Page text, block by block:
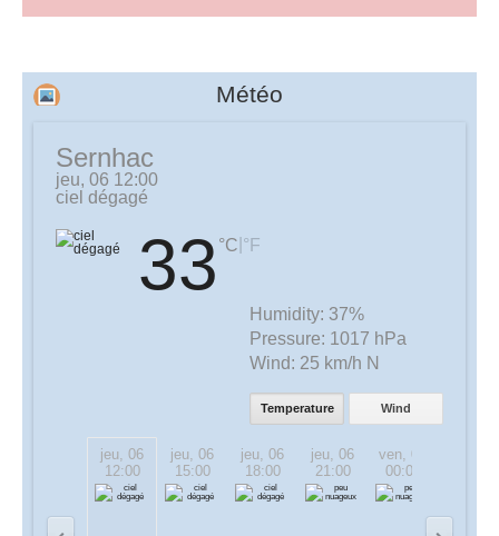
Météo
Sernhac
jeu, 06 12:00
ciel dégagé
33 °C °F
Humidity: 37%
Pressure: 1017 hPa
Wind: 25 km/h N
Temperature Wind
jeu, 06
12:00
jeu, 06
15:00
jeu, 06
18:00
jeu, 06
21:00
ven, 07
00:00